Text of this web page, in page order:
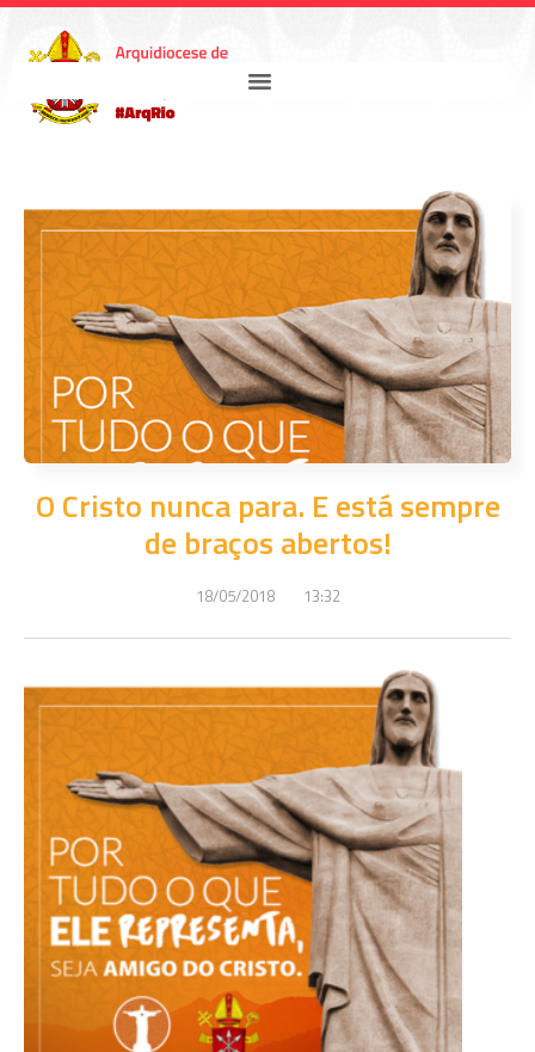
O Cristo nunca para. E está sempre
de braços abertos!
18/05/2018 13:32